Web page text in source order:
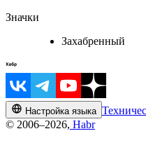
Значки
Захабренный
Настройка языка
© 2006–2026, Habr